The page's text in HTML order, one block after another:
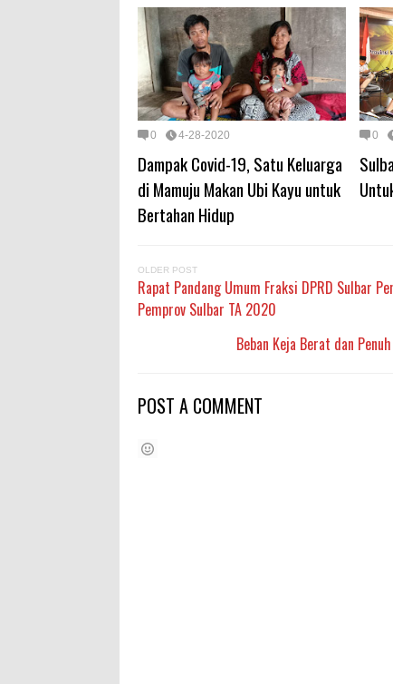
0 4-28-2020
Dampak Covid-19, Satu Keluarga
di Mamuju Makan Ubi Kayu untuk
Bertahan Hidup
0
OLDER POST
Rapat Pandang Umum Fraksi DPRD Sulbar
Pemprov Sulbar TA 2020
Beban Keja Berat dan
POST A COMMENT